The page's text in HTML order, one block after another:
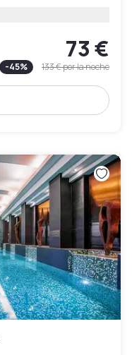
73 €
-45% 133 €por la noche